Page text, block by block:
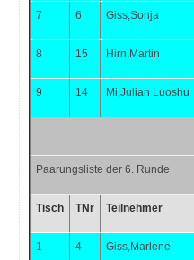
7 6 Giss,Sonja
8 15 Hirn,Martin
9 14 Mi,Julian Luoshu
Paarungsliste der 6. Runde
Tisch TNr Teilnehmer
1 4 Giss,Marlene